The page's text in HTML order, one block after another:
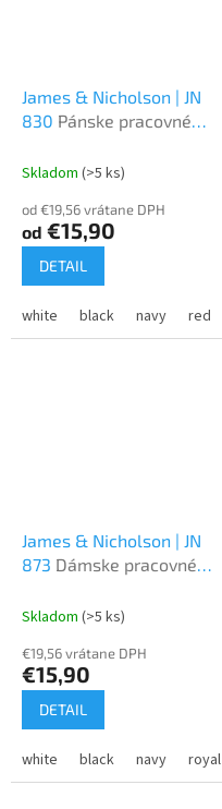
James & Nicholson | JN
830 Pánske pracovné
Skladom (>5 ks)
od €19,56 vrátane DPH
od €15,90
DETAIL
white black navy red
James & Nicholson | JN
873 Dámske pracovné
Skladom (>5 ks)
€19,56 vrátane DPH
€15,90
DETAIL
white black navy royal